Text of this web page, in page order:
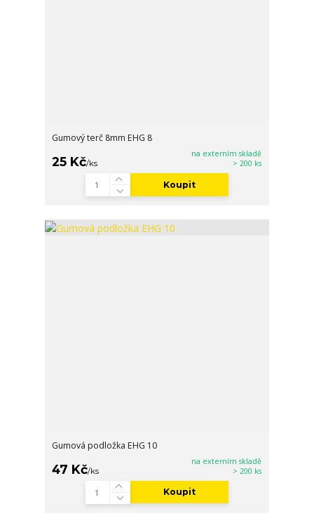
Gumový terč 8mm EHG 8
25 Kč/ks
na externím skladě
> 200 ks
Koupit
Gumová podložka EHG 10
47 Kč/ks
na externím skladě
> 200 ks
Koupit